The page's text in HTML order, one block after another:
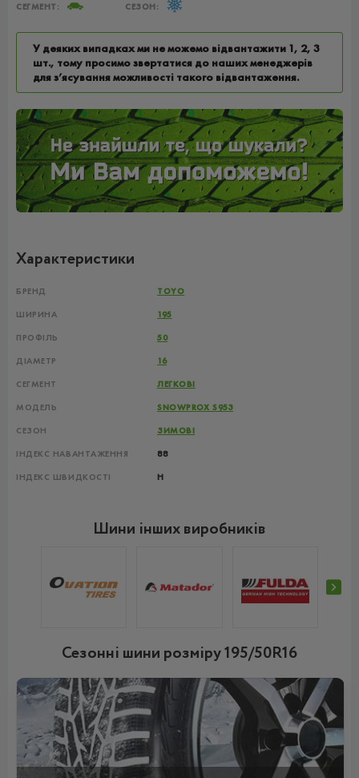
СЕГМЕНТ: СЕЗОН:
У деяких випадках ми не можемо відвантажити 1, 2, 3
шт., тому просимо звертатися до наших менеджерів
для з’ясування можливості такого відвантаження.
Характеристики
БРЕНД TOYO
ШИРИНА 195
ПРОФІЛЬ 50
ДІАМЕТР 16
СЕГМЕНТ ЛЕГКОВІ
МОДЕЛЬ SNOWPROX S953
СЕЗОН ЗИМОВІ
ІНДЕКС НАВАНТАЖЕННЯ 88
ІНДЕКС ШВИДКОСТІ H
Шини інших виробників
Сезонні шини розміру 195/50R16